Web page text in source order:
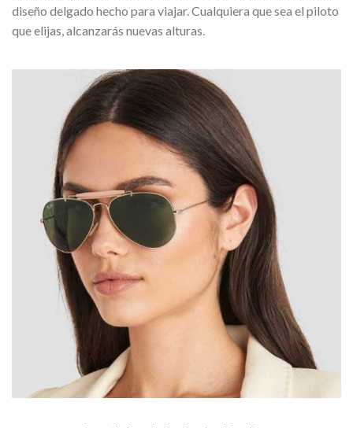
diseño delgado hecho para viajar. Cualquiera que sea el piloto
que elijas, alcanzarás nuevas alturas.